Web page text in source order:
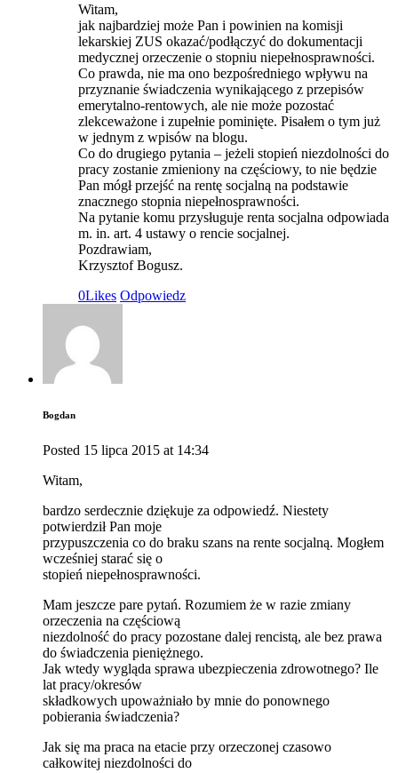
Witam,
jak najbardziej może Pan i powinien na komisji
lekarskiej ZUS okazać/podłączyć do dokumentacji
medycznej orzeczenie o stopniu niepełnosprawności.
Co prawda, nie ma ono bezpośredniego wpływu na
przyznanie świadczenia wynikającego z przepisów
emerytalno-rentowych, ale nie może pozostać
zlekceważone i zupełnie pominięte. Pisałem o tym już
w jednym z wpisów na blogu.
Co do drugiego pytania – jeżeli stopień niezdolności do
pracy zostanie zmieniony na częściowy, to nie będzie
Pan mógł przejść na rentę socjalną na podstawie
znacznego stopnia niepełnosprawności.
Na pytanie komu przysługuje renta socjalna odpowiada
m. in. art. 4 ustawy o rencie socjalnej.
Pozdrawiam,
Krzysztof Bogusz.
0Likes Odpowiedz
Bogdan
Posted 15 lipca 2015 at 14:34
Witam,
bardzo serdecznie dziękuje za odpowiedź. Niestety
potwierdził Pan moje
przypuszczenia co do braku szans na rente socjalną. Mogłem
wcześniej starać się o
stopień niepełnosprawności.
Mam jeszcze pare pytań. Rozumiem że w razie zmiany
orzeczenia na częściową
niezdolność do pracy pozostane dalej rencistą, ale bez prawa
do świadczenia pieniężnego.
Jak wtedy wygląda sprawa ubezpieczenia zdrowotnego? Ile
lat pracy/okresów
składkowych upoważniało by mnie do ponownego
pobierania świadczenia?
Jak się ma praca na etacie przy orzeczonej czasowo
całkowitej niezdolności do